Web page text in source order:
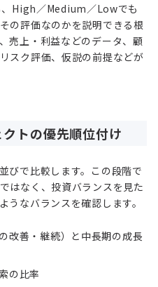
High／Medium／Lowでも
の評価なのかを説明できる根
売上・利益などのデータ、顧
スク評価、仮説の前提などが
トの優先順位付け
びで比較します。この段階で
はなく、投資バランスを見た
うなバランスを確認します。
改善・継続）と中長期の成長
の比率